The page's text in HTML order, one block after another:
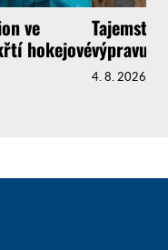
ve
hokejové
Tajemství
výpravu
4. 8. 2026